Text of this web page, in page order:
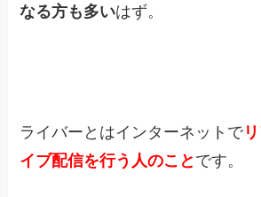
なる方も多いはず。
ライバーとはインターネットで
イブ配信を行う人のこと です。